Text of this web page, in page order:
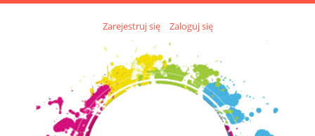
Zarejestruj się Zaloguj się